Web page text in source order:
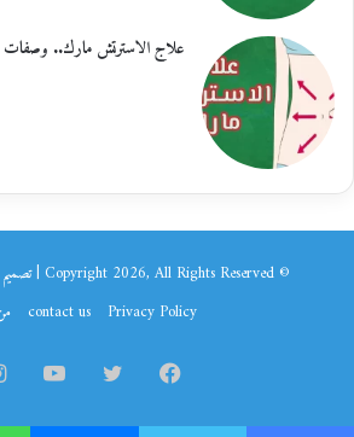
علاج الاسترتش مارك.. وصفات
© Copyright 2026, All Rights Reserved | تصميم بواسطة فريق موقع
Privacy Policy
contact us
فيسبوك